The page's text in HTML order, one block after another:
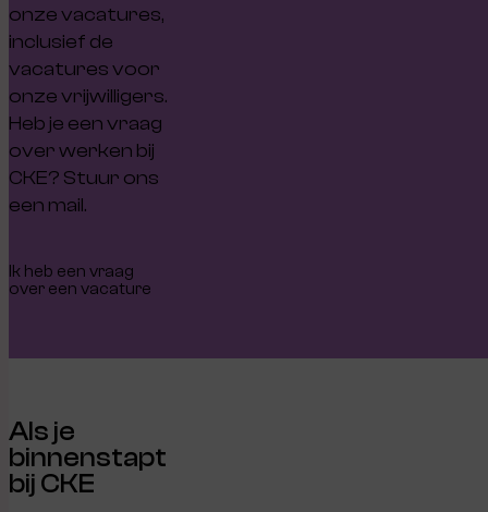
onze vacatures,
inclusief de
vacatures voor
onze vrijwilligers.
Heb je een vraag
over werken bij
CKE? Stuur ons
een mail.
Ik heb een vraag
over een vacature
Als je
binnenstapt
bij CKE